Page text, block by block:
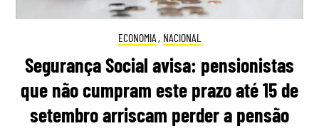
ECONOMIA , NACIONAL
Segurança Social avisa: pensionistas
que não cumpram este prazo até 15 de
setembro arriscam perder a pensão